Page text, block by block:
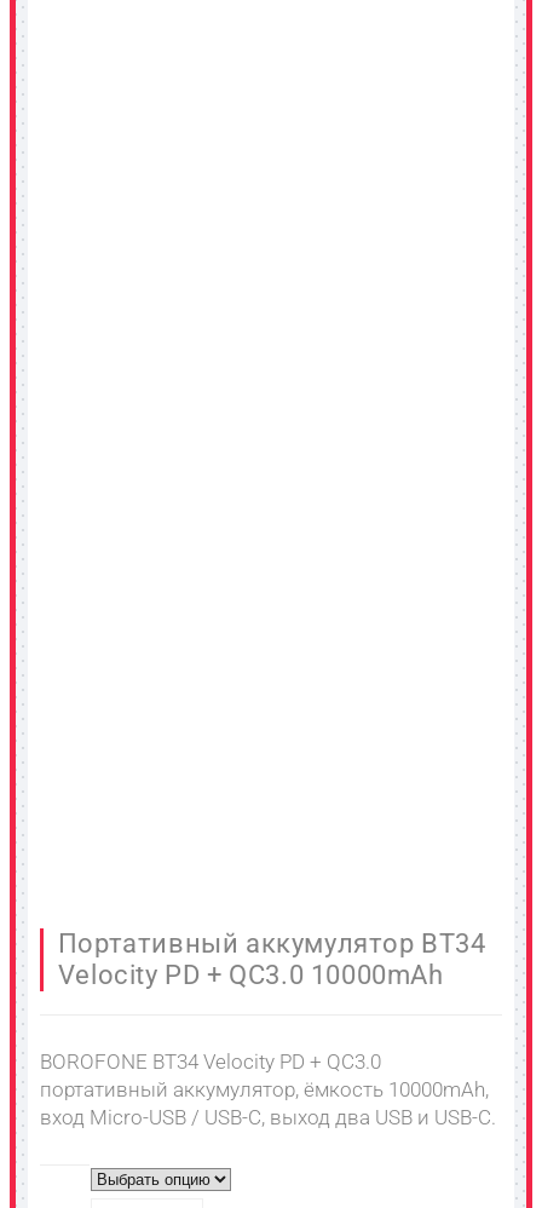
Портативный аккумулятор BT34
Velocity PD + QC3.0 10000mAh
BOROFONE BT34 Velocity PD + QC3.0
портативный аккумулятор, ёмкость 10000mAh,
вход Micro-USB / USB-C, выход два USB и USB-C.